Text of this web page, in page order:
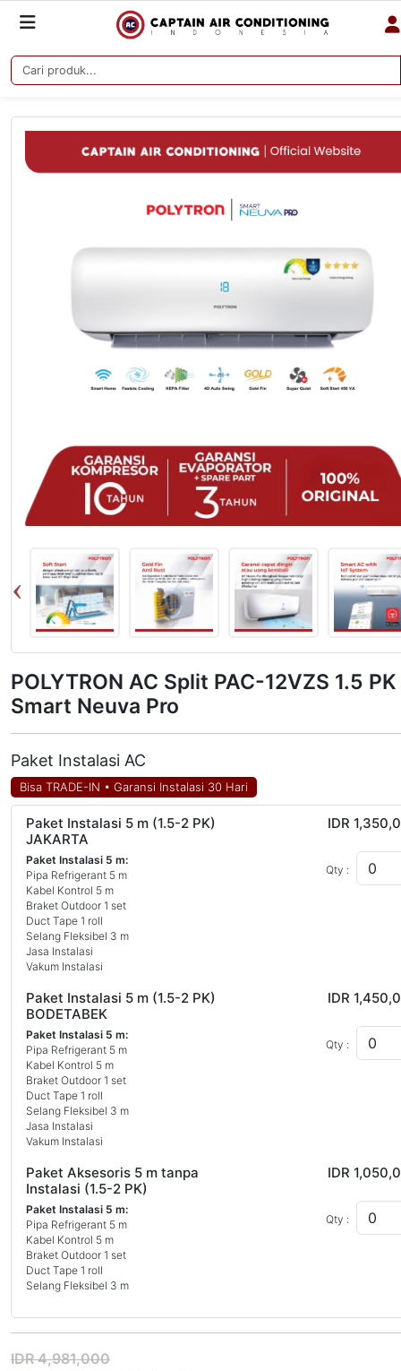
POLYTRON AC Split PAC-12VZS 1.5 PK
Smart Neuva Pro
Paket Instalasi AC
Bisa TRADE-IN • Garansi Instalasi 30 Hari
Paket Instalasi 5 m (1.5-2 PK)
JAKARTA
Paket Instalasi 5 m:
Pipa Refrigerant 5 m
Kabel Kontrol 5 m
Braket Outdoor 1 set
Duct Tape 1 roll
Selang Fleksibel 3 m
Jasa Instalasi
Vakum Instalasi
IDR
Qty :
Paket Instalasi 5 m (1.5-2 PK)
BODETABEK
Paket Instalasi 5 m:
Pipa Refrigerant 5 m
Kabel Kontrol 5 m
Braket Outdoor 1 set
Duct Tape 1 roll
Selang Fleksibel 3 m
Jasa Instalasi
Vakum Instalasi
IDR
Qty :
Paket Aksesoris 5 m tanpa
Instalasi (1.5-2 PK)
Paket Instalasi 5 m:
Pipa Refrigerant 5 m
Kabel Kontrol 5 m
Braket Outdoor 1 set
Duct Tape 1 roll
Selang Fleksibel 3 m
IDR
Qty :
IDR 4,981,000